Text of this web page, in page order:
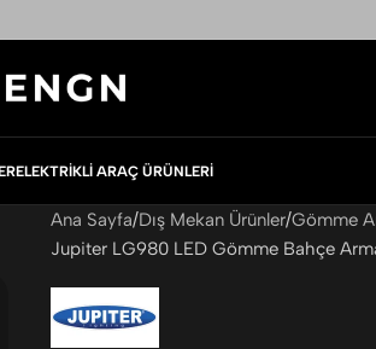
ELEKTRIKLI ARAÇ ÜRÜNLERI
Ana Sayfa Dış Mekan Ürünler Gömme
Jupiter LG980 LED Gömme Bahçe